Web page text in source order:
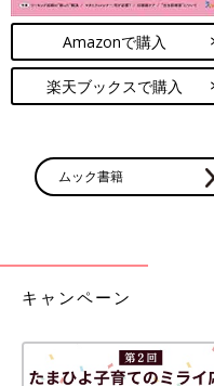
Amazonで購入
楽天ブックスで購入
ムック書籍
キャンペーン